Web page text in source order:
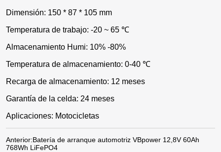
Dimensión: 150 * 87 * 105 mm
Temperatura de trabajo: -20 ~ 65 ℃
Almacenamiento Humi: 10% -80%
Temperatura de almacenamiento: 0-40 ℃
Recarga de almacenamiento: 12 meses
Garantía de la celda: 24 meses
Aplicaciones: Motocicletas
Anterior:Batería de arranque automotriz VBpower 12,8V 60Ah
768Wh LiFePO4